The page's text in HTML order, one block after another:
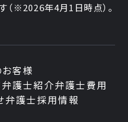
（※2026年4月1日時点）。
客様
弁護士紹介弁護士費用
弁護士採用情報